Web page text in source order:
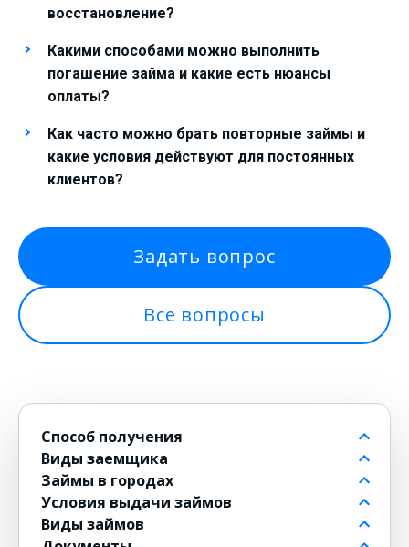
восстановление?
Какими способами можно выполнить
погашение займа и какие есть нюансы
оплаты?
Как часто можно брать повторные займы и
какие условия действуют для постоянных
клиентов?
Задать вопрос
Все вопросы
Способ получения
На банковский счет
Через контакт
На карту
на Киви
Виды заемщика
Пенсионерам до 80 лет
Для должников
Безработным
Займы в городах
в Москве
в Санкт-Петербурге
Условия выдачи займов
Бесплатные
Виды займов